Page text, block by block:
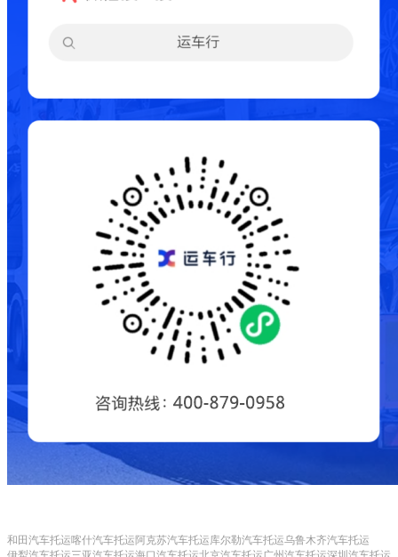
和田汽车托运喀什汽车托运 阿克苏汽车托运库尔勒汽车托运乌鲁木齐汽车托运